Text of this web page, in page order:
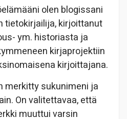
olen blogissani
tietokirjailija, kirjoittanut
ym. historiasta ja
kirjaprojektiin
kirjoittajana.
merkitty sukunimeni ja
On valitettavaa, että
muuttui varsin